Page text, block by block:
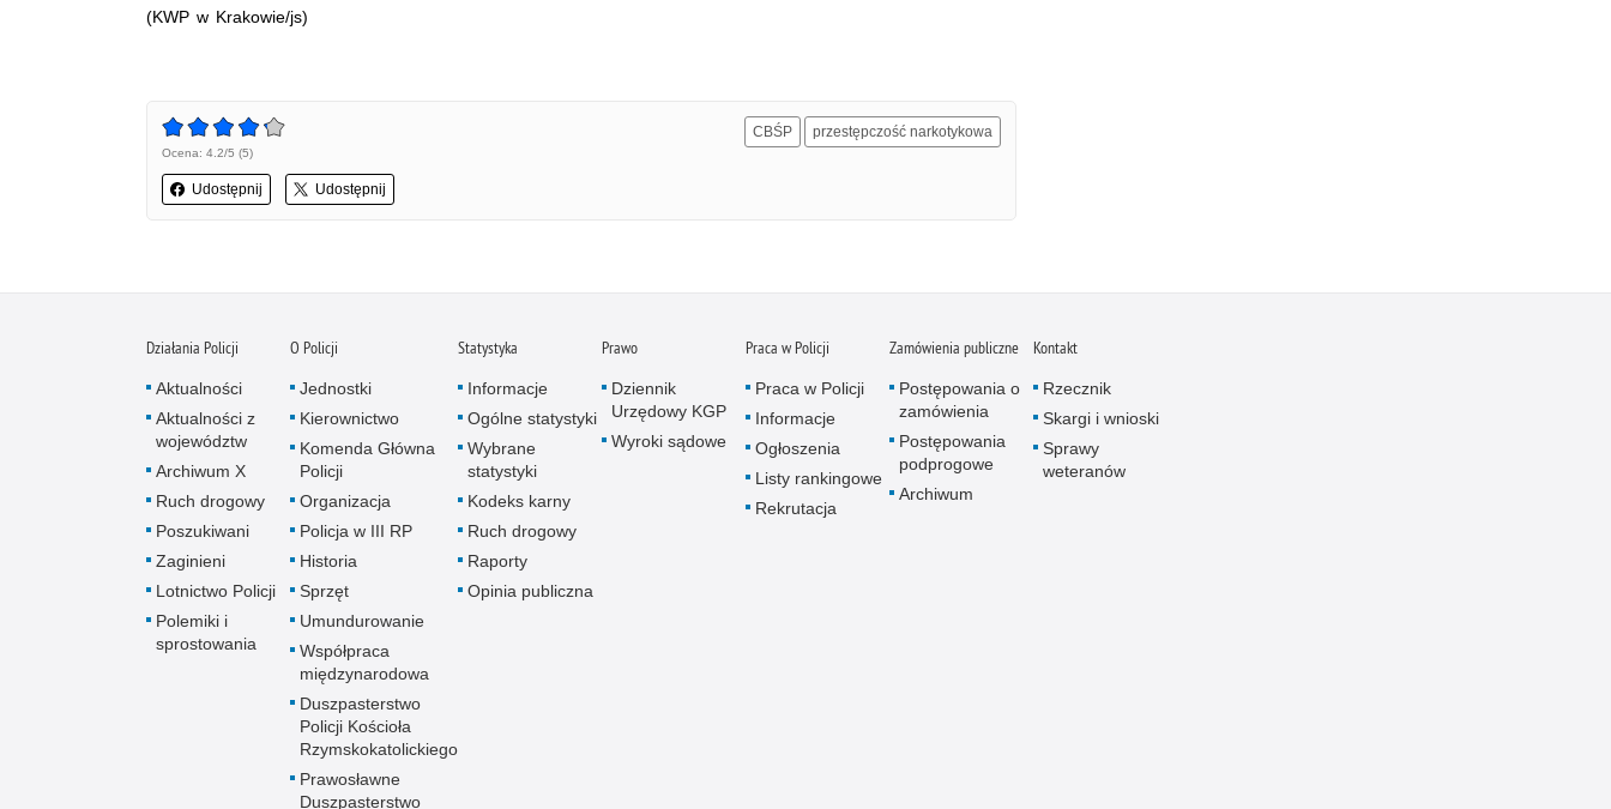
(KWP w Krakowie/js)
Ocena: 4.2/5 (5)
Udostępnij Udostępnij
CBŚP przestępczość narkotykowa
Opinia publiczna
Oszustwa
Pedofilia, pornografia dziecięca
Piractwo przemysłowe
Działania Policji
Aktualności
Aktualności z
województw
Archiwum X
Ruch drogowy
Poszukiwani
Zaginieni
Lotnictwo Policji
Polemiki i
sprostowania
O Policji
Jednostki
Kierownictwo
Komenda Główna
Policji
Organizacja
Policja w III RP
Historia
Sprzęt
Umundurowanie
Współpraca
międzynarodowa
Duszpasterstwo
Policji Kościoła
Rzymskokatolickiego
Prawosławne
Duszpasterstwo
Statystyka
Informacje
Ogólne statystyki
Wybrane
statystyki
Kodeks karny
Ruch drogowy
Raporty
Opinia publiczna
Prawo
Dziennik
Urzędowy KGP
Wyroki sądowe
Praca w Policji
Praca w Policji
Informacje
Ogłoszenia
Listy rankingowe
Rekrutacja
Zamówienia publiczne
Postępowania o
zamówienia
Postępowania
podprogowe
Archiwum
Kontakt
Rzecznik
Skargi i wnioski
Sprawy
weteranów